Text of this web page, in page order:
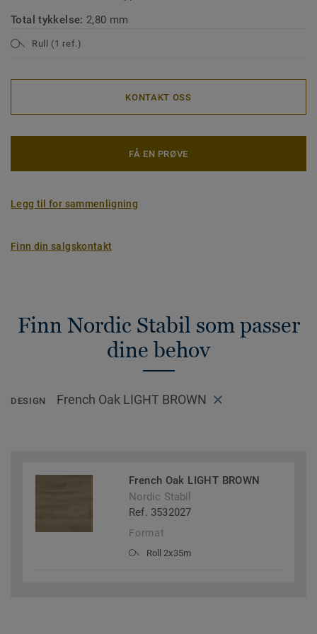
Total tykkelse: 2,80 mm
Rull (1 ref.)
KONTAKT OSS
FÅ EN PRØVE
Legg til for sammenligning
Finn din salgskontakt
Finn Nordic Stabil som passer
dine behov
DESIGN French Oak LIGHT BROWN
French Oak LIGHT BROWN
Nordic Stabil
Ref. 3532027
Format
Roll 2x35m